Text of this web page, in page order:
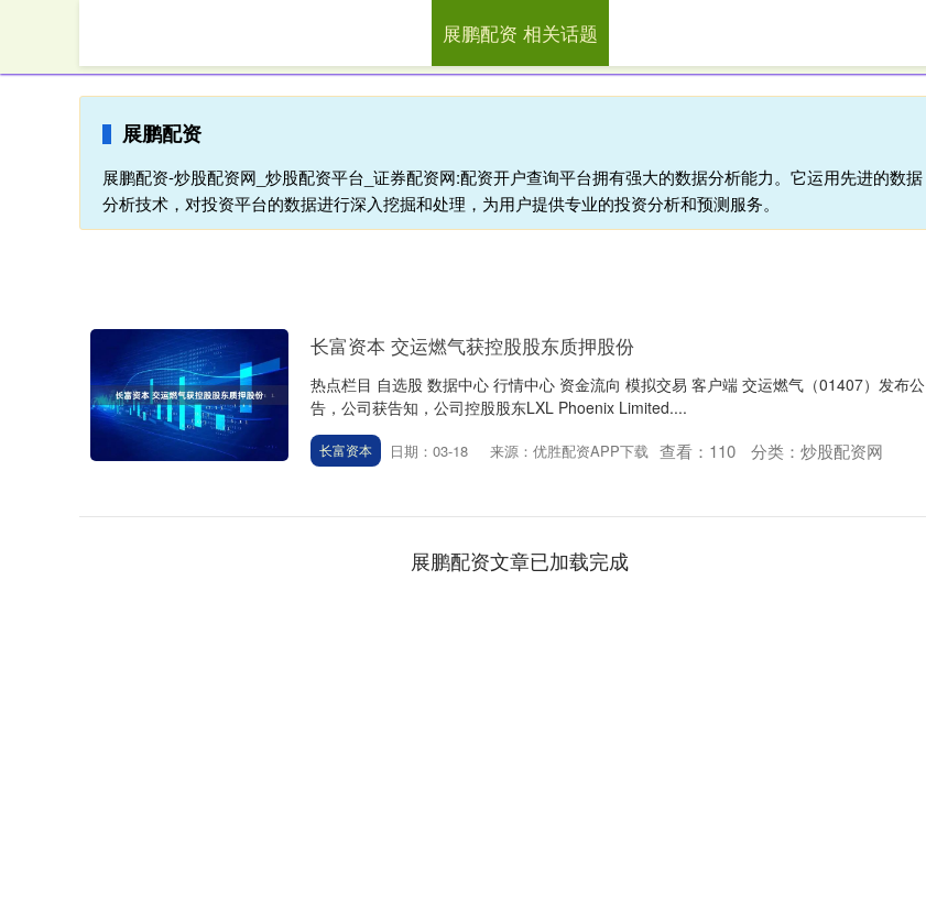
展鹏配资
展鹏配资
展鹏配资-炒股配资网_炒股配资平台_证券配资网:配资开户查询平台拥有强大的数据分析能力。它运用先进的数据
分析技术，对投资平台的数据进行深入挖掘和处理，为用户提供专业的投资分析和预测服务。
展鹏配资 相关话题
长富资本 交运燃气获控股股东质押股份
热点栏目 自选股 数据中心 行情中心 资金流向 模拟交易 客户端 交运燃气（01407）发布公
告，公司获告知，公司控股股东LXL Phoenix Limited....
长富资本 日期：03-18 来源：优胜配资APP下载 查看： 110 分类： 炒股配资网
展鹏配资文章已加载完成